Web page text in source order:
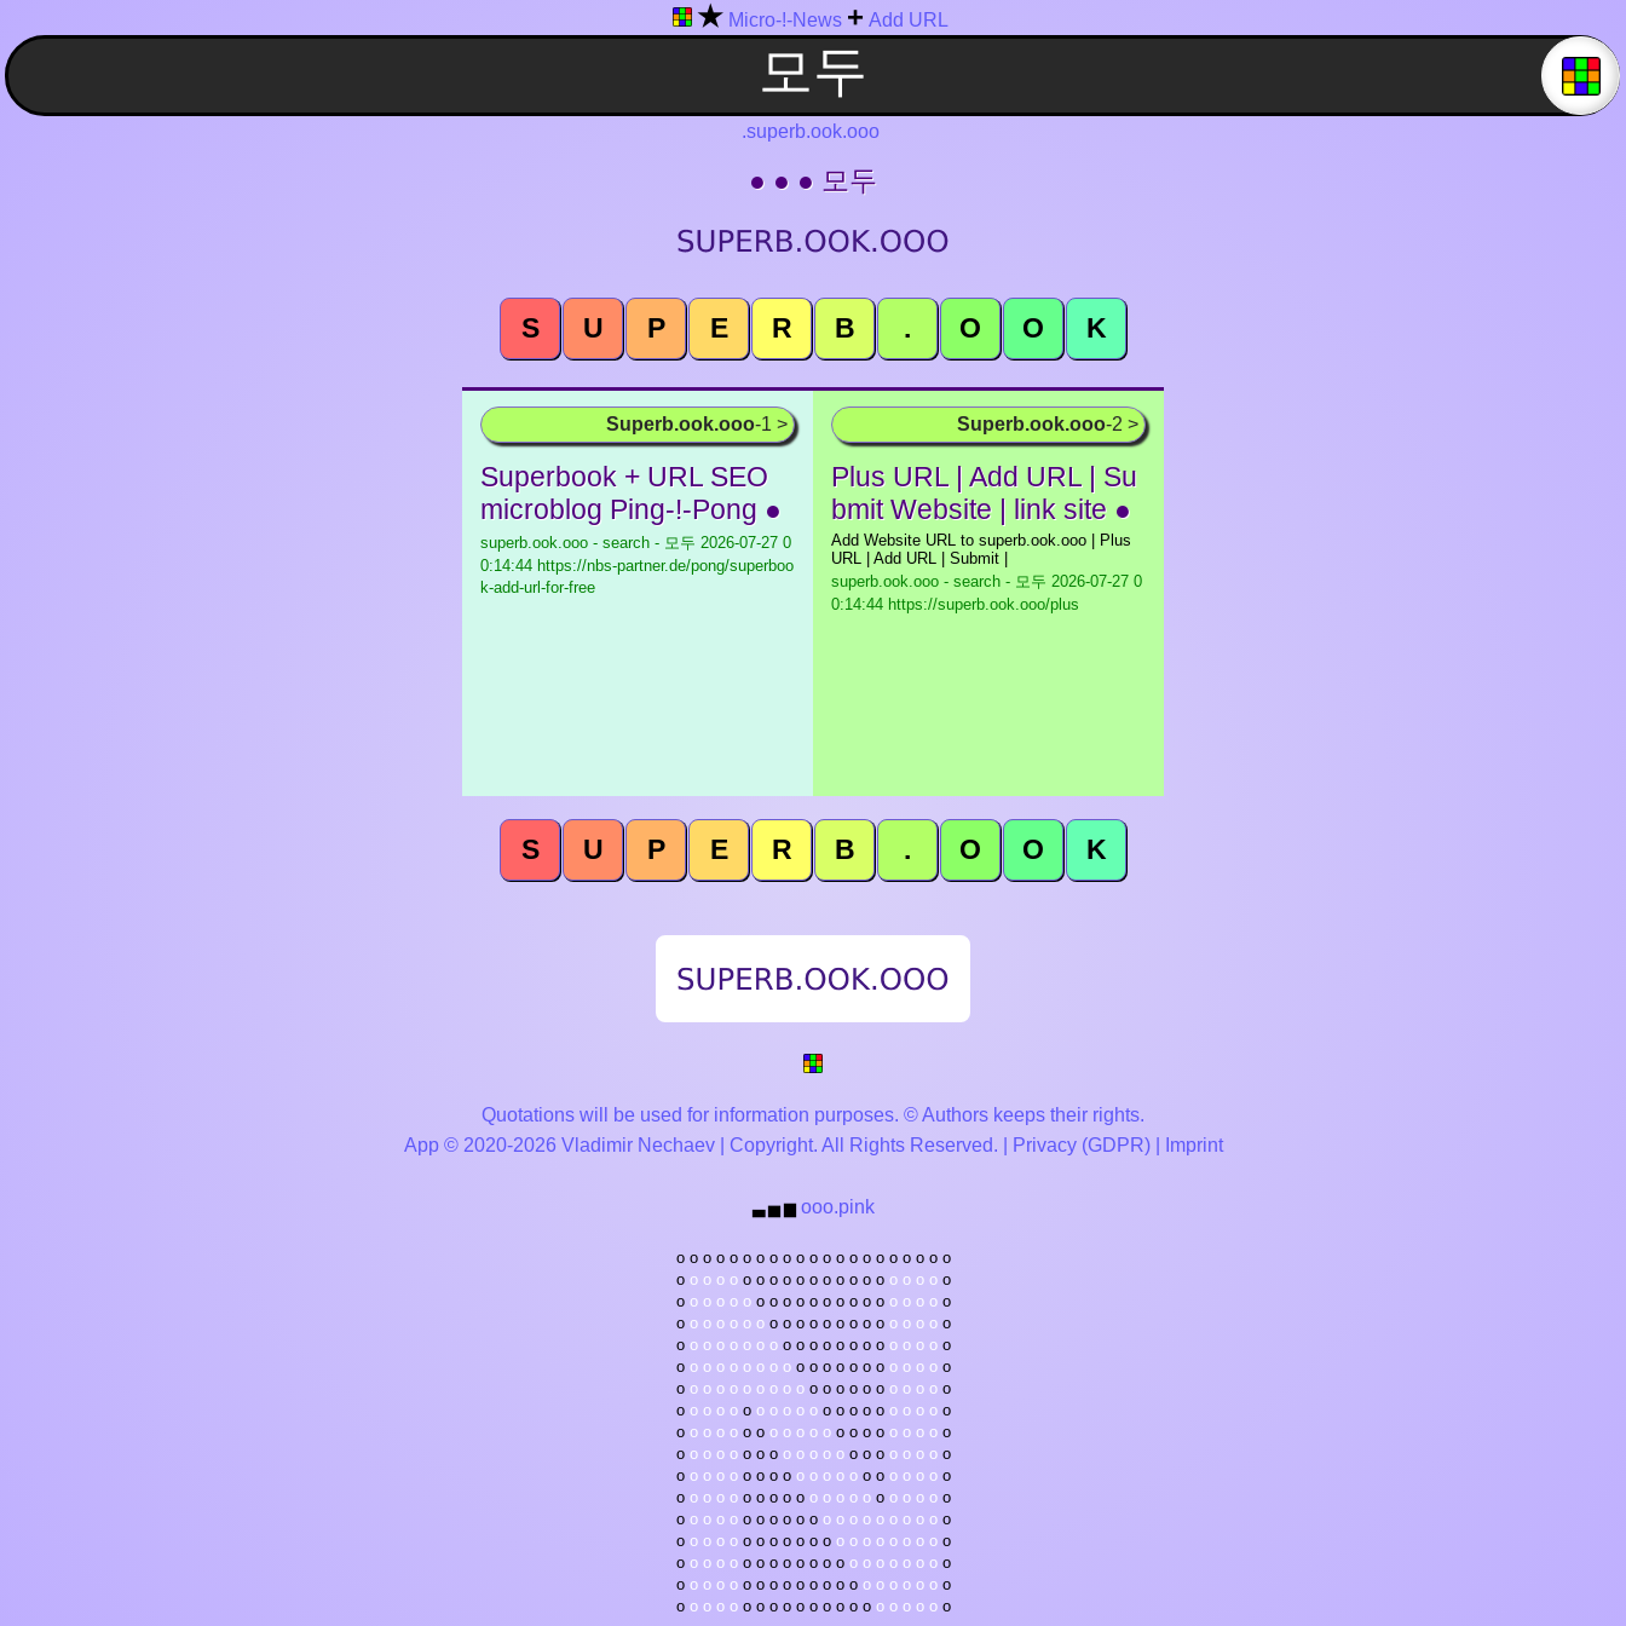
★ Micro-!-News + Add URL
.superb.ook.ooo
● ● ● 모두
S U P E R B . O O K
Superb.ook.ooo-1 >
Superbook + URL SEO
microblog Ping-!-Pong ●
superb.ook.ooo - search - 모두 2026-07-27 0
0:14:44 https://nbs-partner.de/pong/superboo
k-add-url-for-free
Superb.ook.ooo-2 >
Plus URL | Add URL | Su
bmit Website | link site ●
Add Website URL to superb.ook.ooo | Plus
URL | Add URL | Submit |
superb.ook.ooo - search - 모두 2026-07-27 0
0:14:44 https://superb.ook.ooo/plus
S U P E R B . O O K
Quotations will be used for information purposes. © Authors keeps their rights.
App © 2020-2026 Vladimir Nechaev | Copyright. All Rights Reserved. |
Privacy (GDPR)| Imprint
▃ ▅ ▆ ooo.pink
o o o o o o o o o o o o o o o o o o o o o
o o o o o o o o o o o o o o o o o o o o o
o o o o o o o o o o o o o o o o o o o o o
o o o o o o o o o o o o o o o o o o o o o
o o o o o o o o o o o o o o o o o o o o o
o o o o o o o o o o o o o o o o o o o o o
o o o o o o o o o o o o o o o o o o o o o
o o o o o o o o o o o o o o o o o o o o o
o o o o o o o o o o o o o o o o o o o o o
o o o o o o o o o o o o o o o o o o o o o
o o o o o o o o o o o o o o o o o o o o o
o o o o o o o o o o o o o o o o o o o o o
o o o o o o o o o o o o o o o o o o o o o
o o o o o o o o o o o o o o o o o o o o o
o o o o o o o o o o o o o o o o o o o o o
o o o o o o o o o o o o o o o o o o o o o
o o o o o o o o o o o o o o o o o o o o o